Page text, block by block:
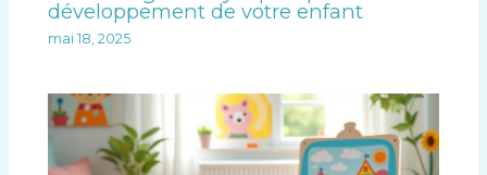
développement de votre enfant
mai 18, 2025